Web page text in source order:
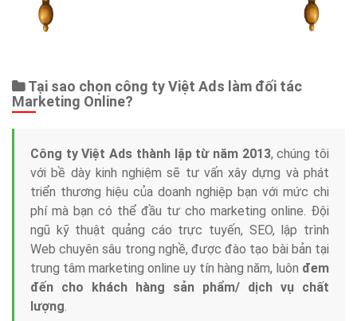
Tại sao chọn công ty Việt Ads làm đối tác
Marketing Online?
Công ty Việt Ads thành lập từ năm 2013, chúng tôi
với bề dày kinh nghiệm sẽ tư vấn xây dựng và phát
triển thương hiệu của doanh nghiệp bạn với mức chi
phí mà bạn có thể đầu tư cho marketing online. Đội
ngũ kỹ thuật quảng cáo trực tuyến, SEO, lập trình
Web chuyên sâu trong nghề, được đào tạo bài bản tại
trung tâm marketing online uy tín hàng năm, luôn đem
đến cho khách hàng sản phẩm/ dịch vụ chất
lượng.